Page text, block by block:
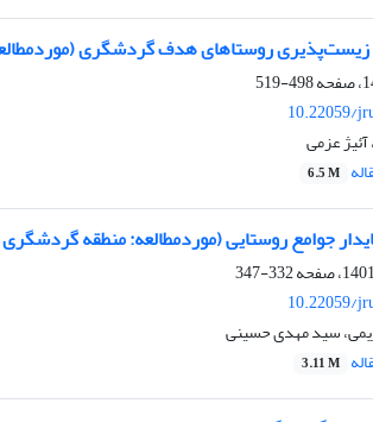
زیست‌پذیری روستاهای هدف گردشگری
498-519
10.22059/
عزمی
6.5 M
جوامع روستایی (موردمطالعه: منطقه گردشگری
332-347
10.22059/
سید مهدی حسینی
3.11 M